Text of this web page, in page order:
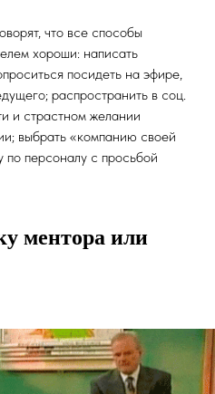
что все способы
хороши: написать
посидеть на эфире,
распространить в соц.
и страстном желании
выбрать «компанию своей
по персоналу с просьбой
ментора или